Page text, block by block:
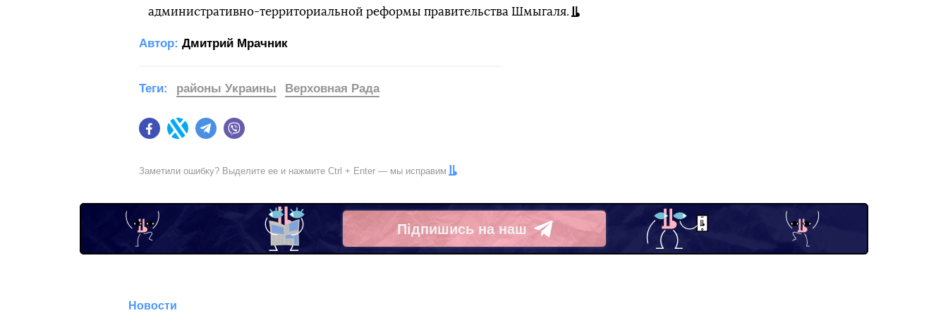
административно-территориальной реформы правительства Шмыгаля.
Автор: Дмитрий Мрачник
FacebookTwitter Telegram
Теги: районы Украины Верховная Рада
Заметили ошибку? Выделите ее и нажмите Ctrl + Enter — мы исправим
Підпишись на наш
Telegram
Новости